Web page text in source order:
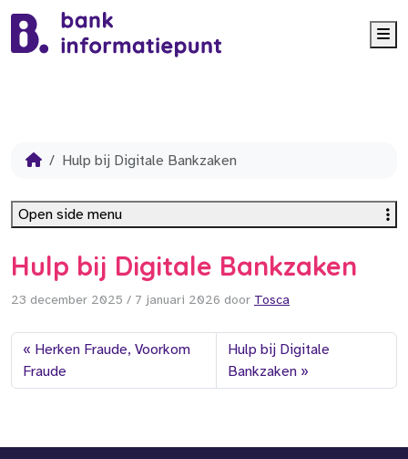
Hulp bij Digitale Bankzaken
Hulp bij Digitale Bankzaken
23 december 2025 / 7 januari 2026 door Tosca
Herken Fraude, Voorkom
Fraude
Hulp bij Digitale
Bankzaken
Open side menu